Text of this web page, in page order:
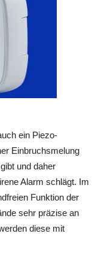
ein Piezo-
Einbruchsmelung
und daher
Alarm schlägt. Im
Funktion der
sehr präzise an
diese mit